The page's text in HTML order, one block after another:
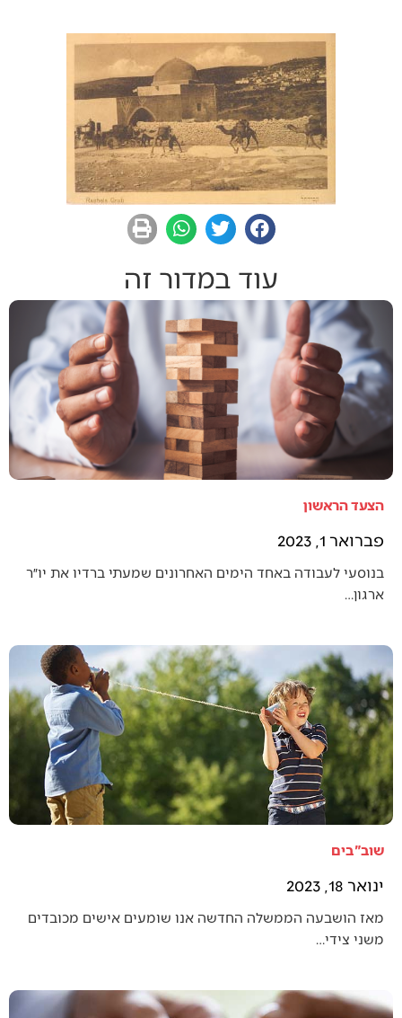
עוד במדור זה
הצעד הראשון
פברואר 1, 2023
בנוסעי לעבודה באחד הימים האחרונים שמעתי ברדיו את יו״ר
ארגון…
שוב"בים
ינואר 18, 2023
מאז הושבעה הממשלה החדשה אנו שומעים אישים מכובדים
משני צידי…